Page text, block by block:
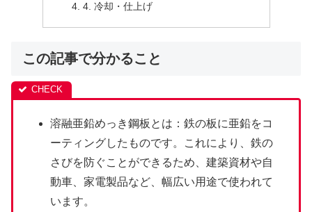
4. 冷却・仕上げ
この記事で分かること
溶融亜鉛めっき鋼板とは：鉄の板に亜鉛をコ
ーティングしたものです。これにより、鉄の
さびを防ぐことができるため、建築資材や自
動車、家電製品など、幅広い用途で使われて
います。